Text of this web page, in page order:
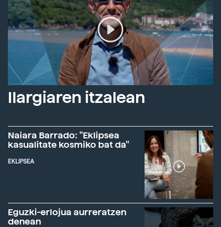
Ilargiaren itzalean
Naiara Barrado: "Eklipsea
kasualitate kosmiko bat da"
EKLIPSEA
Eguzki-erlojua aurreratzen
denean